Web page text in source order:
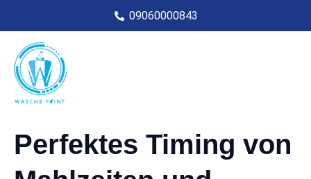
09060000843
Perfektes Timing von